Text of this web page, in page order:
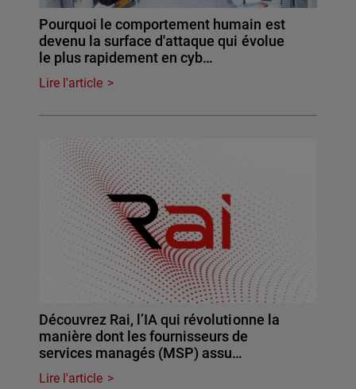
Pourquoi le comportement humain est
devenu la surface d'attaque qui évolue
le plus rapidement en cyb…
Lire l'article
Découvrez Rai, l’IA qui révolutionne la
manière dont les fournisseurs de
services managés (MSP) assu…
Lire l'article